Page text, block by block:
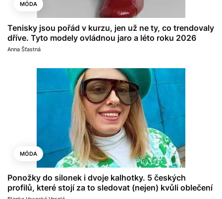
MÓDA
Tenisky jsou pořád v kurzu, jen už ne ty, co trendovaly
dříve. Tyto modely ovládnou jaro a léto roku 2026
Anna Šťastná
MÓDA
Ponožky do silonek i dvoje kalhotky. 5 českých
profilů, které stojí za to sledovat (nejen) kvůli oblečení